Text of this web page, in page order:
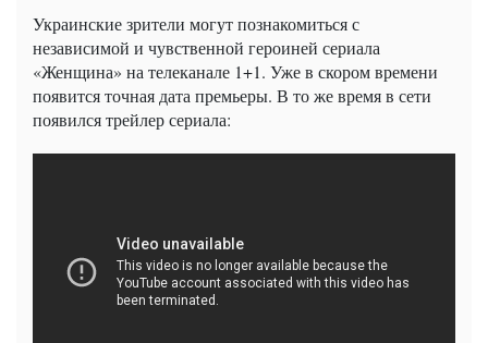
Украинские зрители могут познакомиться с
независимой и чувственной героиней сериала
«Женщина» на телеканале 1+1. Уже в скором времени
появится точная дата премьеры. В то же время в сети
появился трейлер сериала: